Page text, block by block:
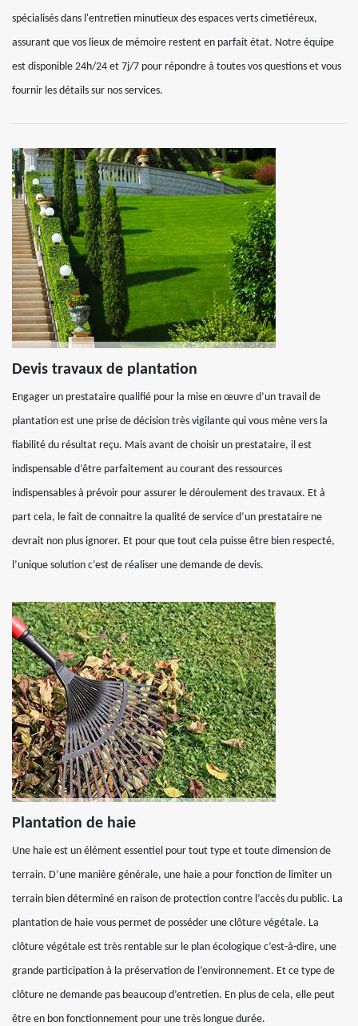
spécialisés dans l'entretien minutieux des espaces verts cimetiéreux,
assurant que vos lieux de mémoire restent en parfait état. Notre équipe
est disponible 24h/24 et 7j/7 pour répondre à toutes vos questions et vous
fournir les détails sur nos services.
Devis travaux de plantation
Engager un prestataire qualifié pour la mise en œuvre d’un travail de
plantation est une prise de décision très vigilante qui vous mène vers la
fiabilité du résultat reçu. Mais avant de choisir un prestataire, il est
indispensable d’être parfaitement au courant des ressources
indispensables à prévoir pour assurer le déroulement des travaux. Et à
part cela, le fait de connaitre la qualité de service d’un prestataire ne
devrait non plus ignorer. Et pour que tout cela puisse être bien respecté,
l’unique solution c’est de réaliser une demande de devis.
Plantation de haie
Une haie est un élément essentiel pour tout type et toute dimension de
terrain. D’une manière générale, une haie a pour fonction de limiter un
terrain bien déterminé en raison de protection contre l’accès du public. La
plantation de haie vous permet de posséder une clôture végétale. La
clôture végétale est très rentable sur le plan écologique c’est-à-dire, une
grande participation à la préservation de l’environnement. Et ce type de
clôture ne demande pas beaucoup d’entretien. En plus de cela, elle peut
être en bon fonctionnement pour une très longue durée.